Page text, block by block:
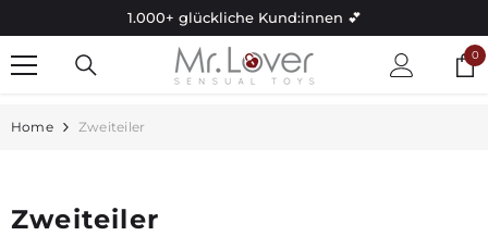
1.000+ glückliche Kund:innen 💕
0
0
Home Zweiteiler
Zweiteiler